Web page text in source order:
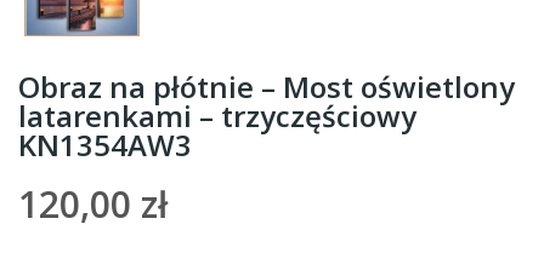
Obraz na płótnie – Most oświetlony
latarenkami – trzyczęściowy
KN1354AW3
120,00 zł